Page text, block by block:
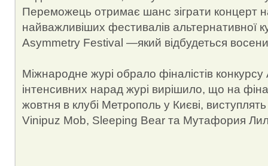
Переможець отримає шанс зіграти концерт
найважливіших фестивалів альтернативної
Asymmetry Festival —який відбудеться
Міжнародне журі обрало фіналістів
інтенсивних нарад журі вирішило, що на
жовтня в клубі Метрополь у Києві, виступлять
Vinipuz Mob, Sleeping Bear та Мутафория